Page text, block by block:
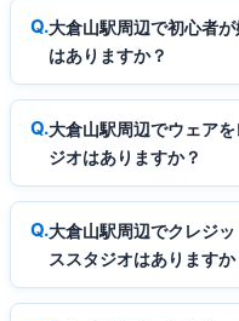
大倉山駅周辺で初心者
はありますか？
大倉山駅周辺でウェア
ジオはありますか？
大倉山駅周辺でクレジ
ススタジオはありますか